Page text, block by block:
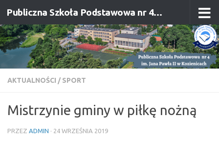
Przejdź do treści Publiczna Szkoła Podstawowa nr 4 im. Jana Pawła II w Kozienicach
AKTUALNOŚCI / SPORT
Mistrzynie gminy w piłkę nożną
PRZEZ ADMIN · 24 WRZEŚNIA 2019